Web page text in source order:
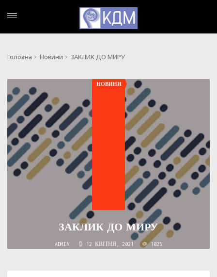
Головна Новини ЗАКЛИК ДО МИРУ
НОВИНИ
ЗАКЛИК ДО МИРУ
ADMIN 12 КВІТНЯ, 2021 1025